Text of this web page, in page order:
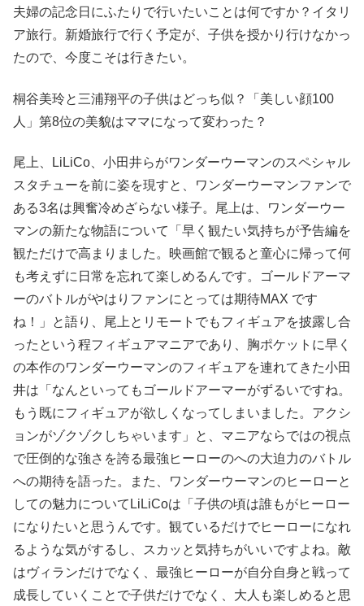
夫婦の記念日にふたりで行いたいことは何ですか？イタリ
ア旅行。新婚旅行で行く予定が、子供を授かり行けなかっ
たので、今度こそは行きたい。
桐谷美玲と三浦翔平の子供はどっち似？「美しい顔100
人」第8位の美貌はママになって変わった？
尾上、LiLiCo、小田井らがワンダーウーマンのスペシャル
スタチューを前に姿を現すと、ワンダーウーマンファンで
ある3名は興奮冷めざらない様子。尾上は、ワンダーウー
マンの新たな物語について「早く観たい気持ちが予告編を
観ただけで高まりました。映画館で観ると童心に帰って何
も考えずに日常を忘れて楽しめるんです。ゴールドアーマ
ーのバトルがやはりファンにとっては期待MAX です
ね！」と語り、尾上とリモートでもフィギュアを披露し合
ったという程フィギュアマニアであり、胸ポケットに早く
の本作のワンダーウーマンのフィギュアを連れてきた小田
井は「なんといってもゴールドアーマーがずるいですね。
もう既にフィギュアが欲しくなってしまいました。アクシ
ョンがゾクゾクしちゃいます」と、マニアならではの視点
で圧倒的な強さを誇る最強ヒーローのへの大迫力のバトル
への期待を語った。また、ワンダーウーマンのヒーローと
しての魅力についてLiLiCoは「子供の頃は誰もがヒーロー
になりたいと思うんです。観ているだけでヒーローになれ
るような気がするし、スカッと気持ちがいいですよね。敵
はヴィランだけでなく、最強ヒーローが自分自身と戦って
成長していくことで子供だけでなく、大人も楽しめると思